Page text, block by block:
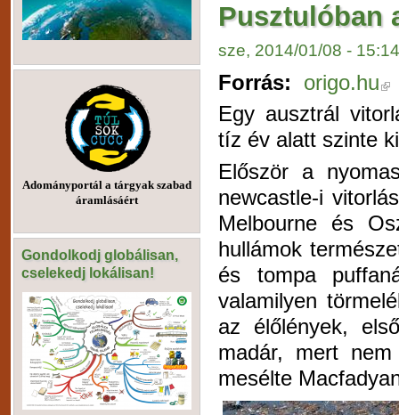
Adományportál a tárgyak szabad
áramlásáért
Gondolkodj globálisan,
cselekedj lokálisan!
Pusztulóban
sze, 2014/01/08 - 15:14
Forrás:
origo.hu
Egy ausztrál
tíz év alatt szinte
Először a
newcastle-i
Melbourne és
hullámok
és tompa
valamilyen
az élőlények,
madár, mert
mesélte